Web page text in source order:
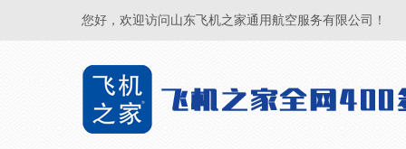
您好，欢迎访问山东飞机之家通用航空服务有限公司！